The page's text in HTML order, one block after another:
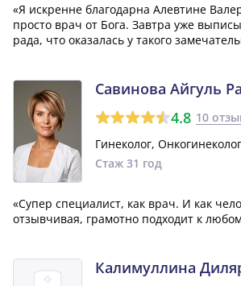
«Я искренне благодарна Алевтине
просто врач от Бога. Завтра уже
рада, что оказалась у такого
Валериановна! Также хочу выразить
Савинова Айгуль
4.8 10
Гинеколог, Онкогинеколог
Стаж 31 год
«Супер специалист, как врач. И как
отзывчивая, грамотно подходит к
Калимуллина